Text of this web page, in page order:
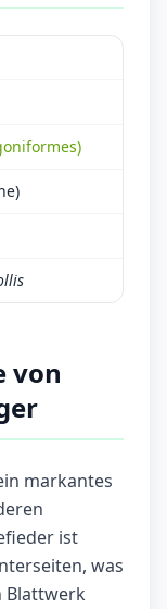
von
markantes
ist
was
Blattwerk